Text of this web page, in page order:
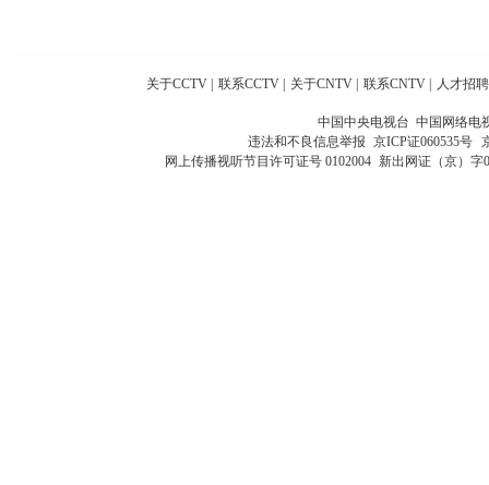
关于CCTV 联系CCTV 关于CNTV 联系CNTV 人才招聘
中国中央电视台 中国网络电
违法和不良信息举报 京ICP证060535号
网上传播视听节目许可证号 0102004 新出网证（京）